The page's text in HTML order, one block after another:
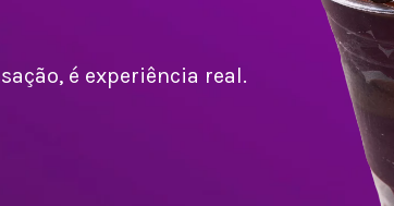
é experiência real.